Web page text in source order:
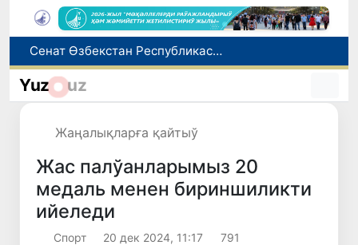
Өзбекстан жас аўыр атлетикашылары Азия чемпионатында биринши медальды қолға киргизди
8-август күни ушын ҳаўа райы мағлыўматы
Yuz uz
Жаңалықларға қайтыў
Жас палўанларымыз 20
медаль менен бириншиликти
ийеледи
Спорт 20 дек 2024, 11:17 791